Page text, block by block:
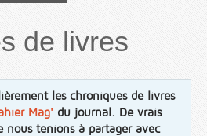
de livres
les chroniques de livres
Mag' du journal. De vrais
nous tenions à partager avec